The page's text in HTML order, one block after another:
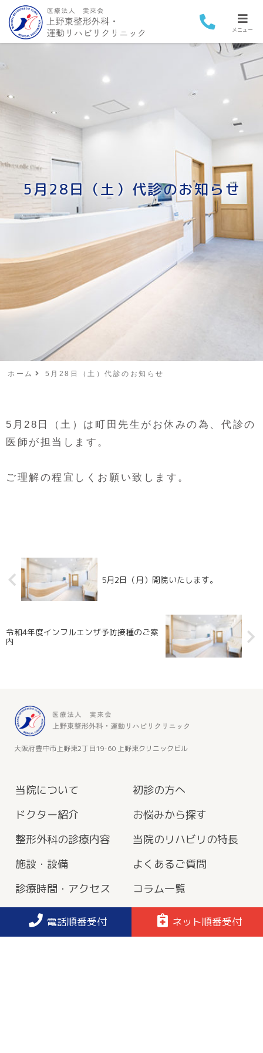
5月28日（土）代診のお知らせ
ホーム 5月28日（土）代診のお知らせ
5月28日（土）は町田先生がお休みの為、代診の
医師が担当します。
ご理解の程宜しくお願い致します。
5月2日（月）開院いたします。
令和4年度インフルエンザ予防接種のご案
内
大阪府豊中市上野東2丁目19-60 上野東クリニックビル
当院について
初診の方へ
ドクター紹介
お悩みから探す
整形外科の診療内容
当院のリハビリの特長
施設・設備
よくあるご質問
診療時間・アクセス
コラム一覧
求人案内
施設基準・院内掲示事
メニュー
電話順番受付 ネット順番受付